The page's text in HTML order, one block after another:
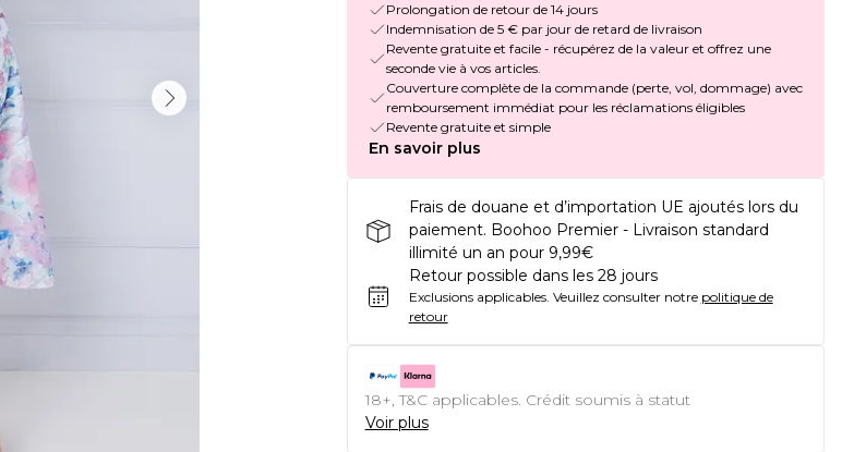
Prolongation de retour de 14 jours
Indemnisation de 5 € par jour de retard de livraison
Revente gratuite et facile - récupérez de la valeur et offrez une
seconde vie à vos articles.
Couverture complète de la commande (perte, vol, dommage) avec
remboursement immédiat pour les réclamations éligibles
Revente gratuite et simple
En savoir plus
Frais de douane et d’importation UE ajoutés lors du
paiement. Boohoo Premier - Livraison standard
illimité un an pour 9,99€
Retour possible dans les 28 jours
Exclusions applicables. Veuillez consulter notre politique de
retour
18+, T&C applicables. Crédit soumis à statut
Voir plus